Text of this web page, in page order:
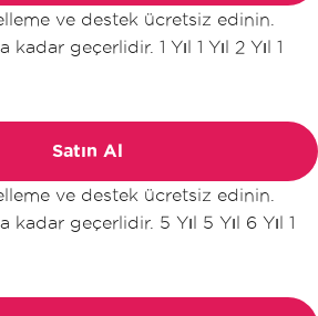
ve destek ücretsiz edinin.
kadar geçerlidir. 1 Yıl 1 Yıl 2 Yıl 1
Satın Al
ve destek ücretsiz edinin.
kadar geçerlidir. 5 Yıl 5 Yıl 6 Yıl 1